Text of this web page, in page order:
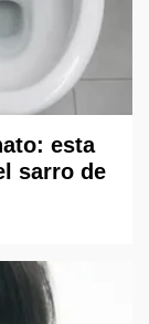
esta
sarro de